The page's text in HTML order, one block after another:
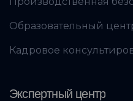
Образовательный
Кадровое
Экспертный центр